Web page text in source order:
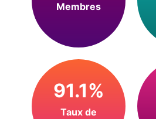
Membres
91.1%
Taux de